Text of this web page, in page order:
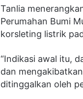
Tanlia
Perumahan Bumi
korsleting listrik
“Indikasi awal itu,
dan
ditinggalkan oleh